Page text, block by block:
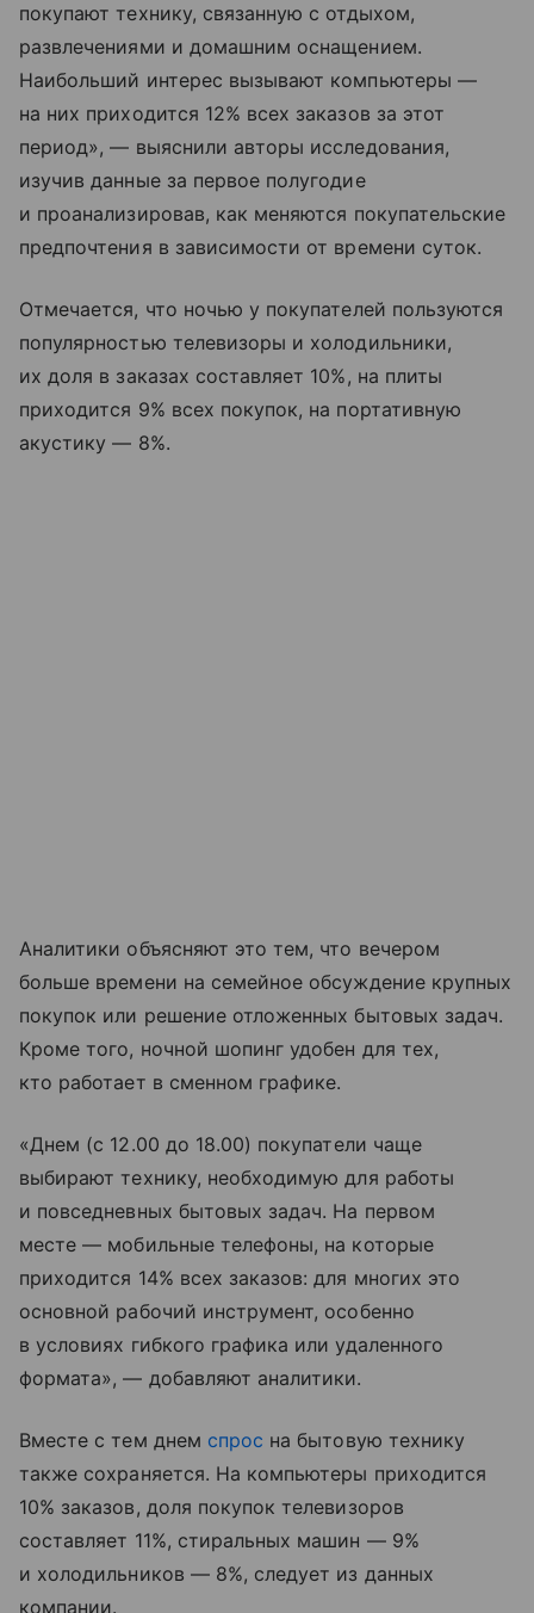
покупают технику, связанную с отдыхом,
развлечениями и домашним оснащением.
Наибольший интерес вызывают компьютеры —
на них приходится 12% всех заказов за этот
период», — выяснили авторы исследования,
изучив данные за первое полугодие
и проанализировав, как меняются покупательские
предпочтения в зависимости от времени суток.
Отмечается, что ночью у покупателей пользуются
популярностью телевизоры и холодильники,
их доля в заказах составляет 10%, на плиты
приходится 9% всех покупок, на портативную
акустику — 8%.
Аналитики объясняют это тем, что вечером
больше времени на семейное обсуждение крупных
покупок или решение отложенных бытовых задач.
Кроме того, ночной шопинг удобен для тех,
кто работает в сменном графике.
«Днем (с 12.00 до 18.00) покупатели чаще
выбирают технику, необходимую для работы
и повседневных бытовых задач. На первом
месте — мобильные телефоны, на которые
приходится 14% всех заказов: для многих это
основной рабочий инструмент, особенно
в условиях гибкого графика или удаленного
формата», — добавляют аналитики.
Вместе с тем днем спрос на бытовую технику
также сохраняется. На компьютеры приходится
10% заказов, доля покупок телевизоров
составляет 11%, стиральных машин — 9%
и холодильников — 8%, следует из данных
компании.